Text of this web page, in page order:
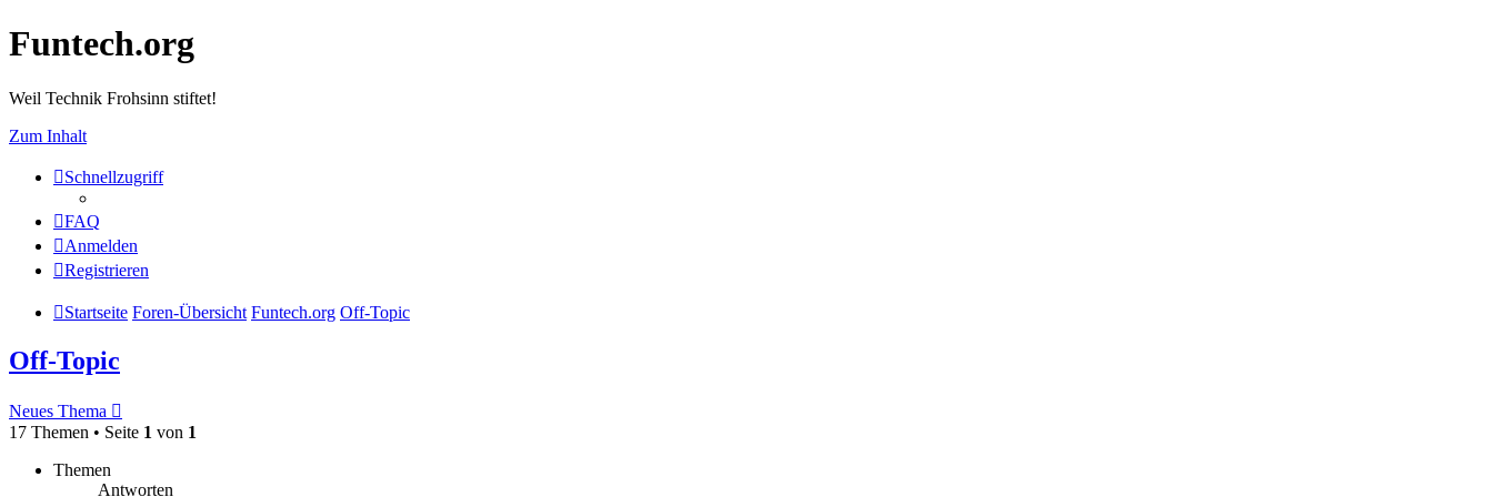
Funtech.org
Weil Technik Frohsinn stiftet!
Zum Inhalt
Schnellzugriff
FAQ
Anmelden
Registrieren
Startseite Foren-Übersicht Funtech.org Off-Topic
Off-Topic
Neues Thema
17 Themen • Seite 1 von 1
Themen
Antworten